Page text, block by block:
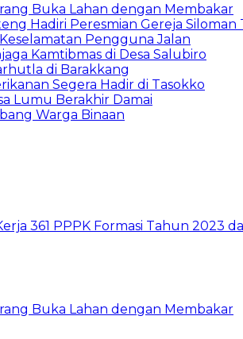
Buka Lahan dengan Membakar
Hadiri Peresmian Gereja Siloman
Pengguna Jalan
Kamtibmas di Desa Salubiro
di Barakkang
Segera Hadir di Tasokko
Lumu Berakhir Damai
Warga Binaan
361 PPPK Formasi Tahun 2023
Buka Lahan dengan Membakar